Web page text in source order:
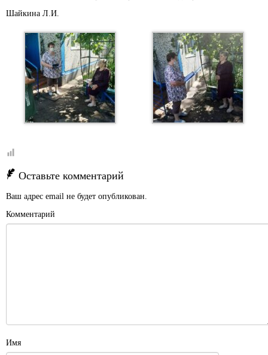
Шайкина Л.И.
Оставьте комментарий
Ваш адрес email не будет опубликован.
Комментарий
Имя